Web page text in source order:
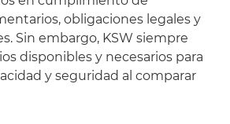
obligaciones legales y
Sin embargo, KSW siempre
disponibles y necesarios para
y seguridad al comparar